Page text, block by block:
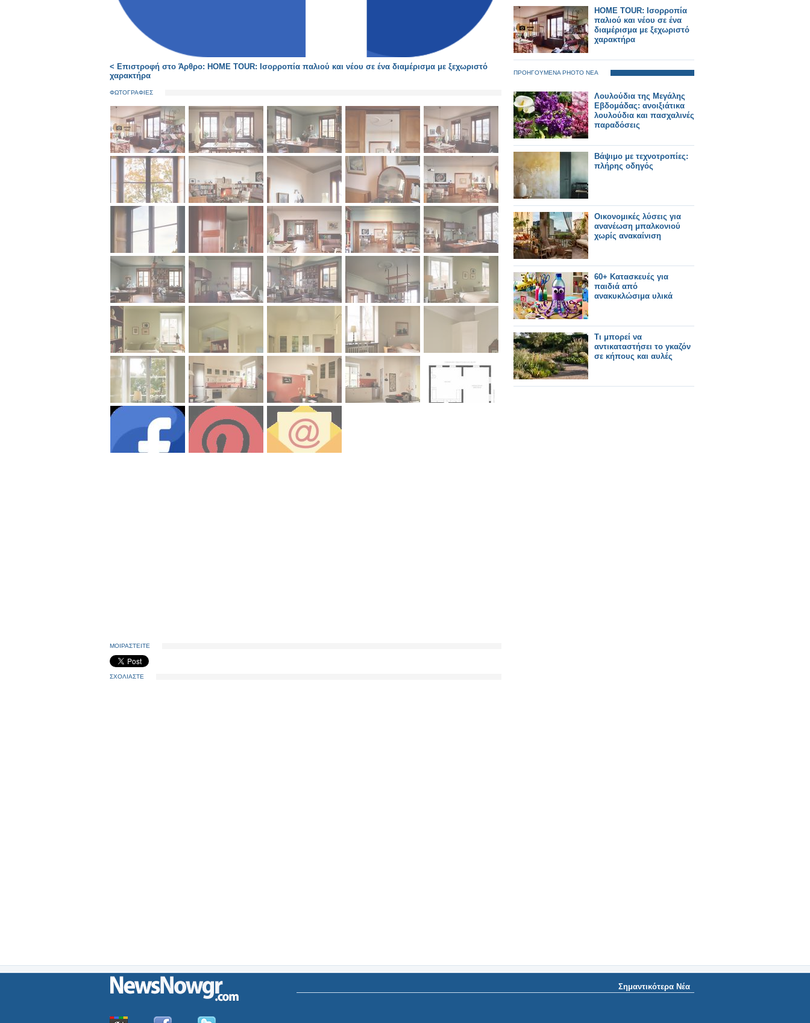
< Επιστροφή στο Άρθρο: HOME TOUR: Ισορροπία παλιού και νέου σε ένα διαμέρισμα με ξεχωριστό
χαρακτήρα
ΦΩΤΟΓΡΑΦΙΕΣ
ΜΟΙΡΑΣΤΕΙΤΕ
ΣΧΟΛΙΑΣΤΕ
HOME TOUR: Ισορροπία
παλιού και νέου σε ένα
διαμέρισμα με ξεχωριστό
χαρακτήρα
ΠΡΟΗΓΟΥΜΕΝΑ PHOTO ΝΕΑ
Λουλούδια της Μεγάλης
Εβδομάδας: ανοιξιάτικα
λουλούδια και πασχαλινές
παραδόσεις
Βάψιμο με τεχνοτροπίες:
πλήρης οδηγός
Οικονομικές λύσεις για
ανανέωση μπαλκονιού
χωρίς ανακαίνιση
60+ Κατασκευές για
παιδιά από
ανακυκλώσιμα υλικά
Τι μπορεί να
αντικαταστήσει το γκαζόν
σε κήπους και αυλές
Σημαντικότερα Νέα